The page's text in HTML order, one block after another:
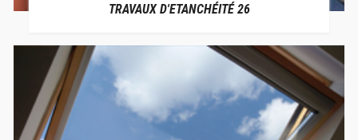
TRAVAUX D'ETANCHÉITÉ 26